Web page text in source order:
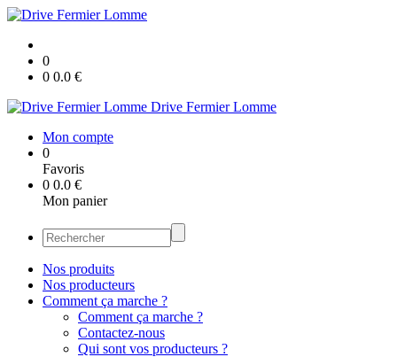
0
0 0.0 €
Drive Fermier Lomme
Mon compte
0
Favoris
0 0.0 €
Mon panier
Nos produits
Nos producteurs
Comment ça marche ?
Comment ça marche ?
Contactez-nous
Qui sont vos producteurs ?